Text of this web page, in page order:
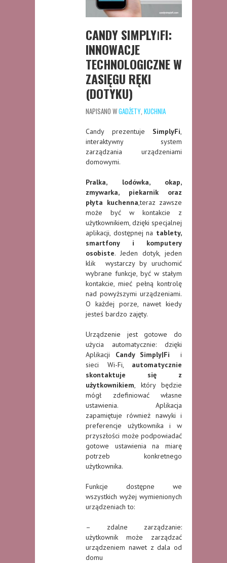
CANDY SIMPLYǀFI:
INNOWACJE
TECHNOLOGICZNE W
ZASIĘGU RĘKI
(DOTYKU)
NAPISANO WGADŻETY, KUCHNIA
Candy prezentuje SimplyFi,
interaktywny system
zarządzania urządzeniami
domowymi.
Pralka, lodówka, okap,
zmywarka, piekarnik oraz
płyta kuchenna,teraz zawsze
może być w kontakcie z
użytkownikiem, dzięki specjalnej
aplikacji, dostępnej na tablety,
smartfony i komputery
osobiste. Jeden dotyk, jeden
klik wystarczy by uruchomić
wybrane funkcje, być w stałym
kontakcie, mieć pełną kontrolę
nad powyższymi urządzeniami.
O każdej porze, nawet kiedy
jesteś bardzo zajęty.
Urządzenie jest gotowe do
użycia automatycznie: dzięki
Aplikacji Candy Simply|Fi
i
sieci Wi-Fi, automatycznie
skontaktuje się z
użytkownikiem, który będzie
mógł zdefiniować własne
ustawienia. Aplikacja
zapamiętuje również nawyki i
preferencje użytkownika i w
przyszłości może podpowiadać
gotowe ustawienia na miarę
potrzeb konkretnego
użytkownika.
Funkcje dostępne we
wszystkich wyżej wymienionych
urządzeniach to:
– zdalne zarządzanie:
użytkownik może zarządzać
urządzeniem nawet z dala od
domu